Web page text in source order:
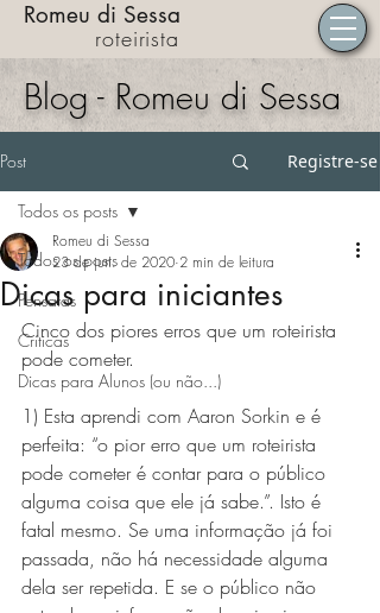
Romeu di Sessa
roteirista
Blog - Romeu di Sessa
Post Registre-se
Todos os posts
Pensatas
Críticas
Dicas para Alunos (ou não...)
Todos os posts
Dicas para iniciantes
Romeu di Sessa
23 de jun. de 2020 2 min de leitura
Cinco dos piores erros que um roteirista
pode cometer.
1) Esta aprendi com Aaron Sorkin e é
perfeita: “o pior erro que um roteirista
pode cometer é contar para o público
alguma coisa que ele já sabe.”. Isto é
fatal mesmo. Se uma informação já foi
passada, não há necessidade alguma
dela ser repetida. E se o público não